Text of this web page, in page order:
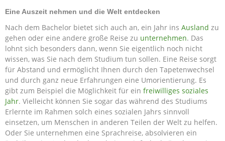
Eine Auszeit nehmen und die Welt entdecken
Nach dem Bachelor bietet sich auch an, ein Jahr ins Ausland zu
gehen oder eine andere große Reise zu unternehmen. Das
lohnt sich besonders dann, wenn Sie eigentlich noch nicht
wissen, was Sie nach dem Studium tun sollen. Eine Reise sorgt
für Abstand und ermöglicht Ihnen durch den Tapetenwechsel
und durch ganz neue Erfahrungen eine Umorientierung. Es
gibt zum Beispiel die Möglichkeit für ein freiwilliges soziales
Jahr. Vielleicht können Sie sogar das während des Studiums
Erlernte im Rahmen solch eines sozialen Jahrs sinnvoll
einsetzen, um Menschen in anderen Teilen der Welt zu helfen.
Oder Sie unternehmen eine Sprachreise, absolvieren ein